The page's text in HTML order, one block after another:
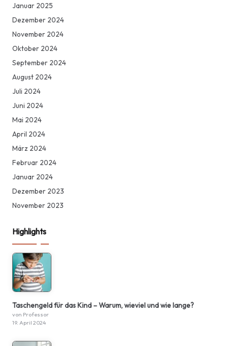
Januar 2025
Dezember 2024
November 2024
Oktober 2024
September 2024
August 2024
Juli 2024
Juni 2024
Mai 2024
April 2024
März 2024
Februar 2024
Januar 2024
Dezember 2023
November 2023
Highlights
Taschengeld für das Kind – Warum, wieviel und wie lange?
von Professor
19. April 2024